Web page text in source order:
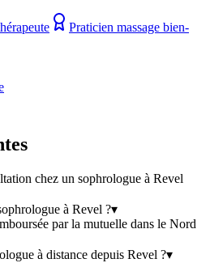
Praticien massage bien-
chez un sophrologue à Revel
à Revel ?▾
par la mutuelle dans le Nord
à distance depuis Revel ?▾